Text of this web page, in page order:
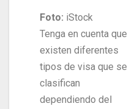
Foto: iStock
Tenga en cuenta que
existen diferentes
tipos de visa que se
clasifican
dependiendo del